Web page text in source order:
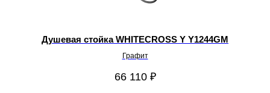
Душевая стойка WHITECROSS Y Y1244GM
Графит
66 110 ₽